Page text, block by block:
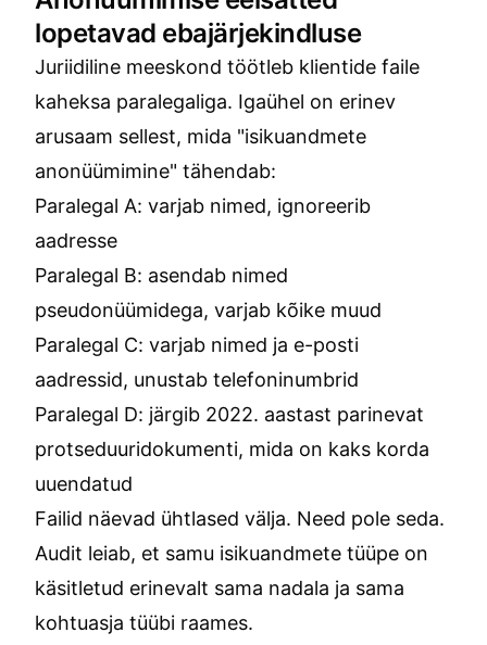
lopetavad ebajärjekindluse
Juriidiline meeskond töötleb klientide faile
kaheksa paralegaliga. Igaühel on erinev
arusaam sellest, mida "isikuandmete
anonüümimine" tähendab:
Paralegal A: varjab nimed, ignoreerib
aadresse
Paralegal B: asendab nimed
pseudonüümidega, varjab kõike muud
Paralegal C: varjab nimed ja e-posti
aadressid, unustab telefoninumbrid
Paralegal D: järgib 2022. aastast parinevat
protseduuridokumenti, mida on kaks korda
uuendatud
Failid näevad ühtlased välja. Need pole seda.
Audit leiab, et samu isikuandmete tüüpe on
käsitletud erinevalt sama nadala ja sama
kohtuasja tüübi raames.